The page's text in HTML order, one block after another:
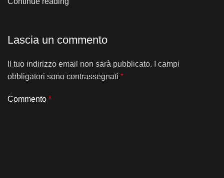
Lascia un commento
Il tuo indirizzo email non sarà pubblicato.
I campi
obbligatori sono contrassegnati *
Commento *